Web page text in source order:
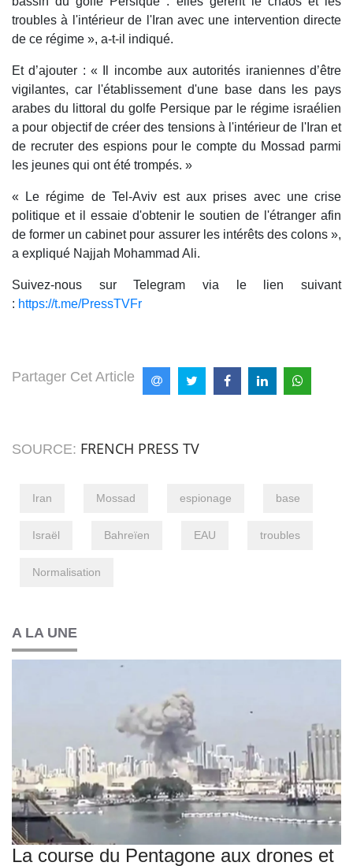
troubles à l'intérieur de l'Iran avec une intervention directe
de ce régime », a-t-il indiqué.
Et d’ajouter : « Il incombe aux autorités iraniennes d’être
vigilantes, car l'établissement d'une base dans les pays
arabes du littoral du golfe Persique par le régime israélien
a pour objectif de créer des tensions à l'intérieur de l'Iran et
de recruter des espions pour le compte du Mossad parmi
les jeunes qui ont été trompés. »
« Le régime de Tel-Aviv est aux prises avec une crise
politique et il essaie d'obtenir le soutien de l'étranger afin
de former un cabinet pour assurer les intérêts des colons »,
a expliqué Najjah Mohammad Ali.
Suivez-nous sur Telegram via le lien suivant
: https://t.me/PressTVFr
Partager Cet Article
SOURCE: FRENCH PRESS TV
Iran Mossad espionage base
Israël Bahreïen EAU troubles
Normalisation
A LA UNE
La course du Pentagone aux drones et